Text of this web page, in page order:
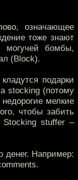
означающее
тоже знают
могучей бомбы,
(Block).
подарки
stocking (потому
мелкие
чтобы забить
Stocking stuffer –
денег. Например: